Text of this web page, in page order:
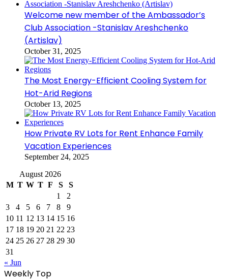
Welcome new member of the Ambassador’s
Club Association -Stanislav Areshchenko
(Artislav)
October 31, 2025
The Most Energy-Efficient Cooling System for
Hot-Arid Regions
October 13, 2025
How Private RV Lots for Rent Enhance Family
Vacation Experiences
September 24, 2025
August 2026
M T W T F S
S
1
2
3
4 5 6 7 8
9
10 11 12 13 14 15 16
17 18 19 20 21 22 23
24 25 26 27 28 29 30
31
« Jun
Weekly Top